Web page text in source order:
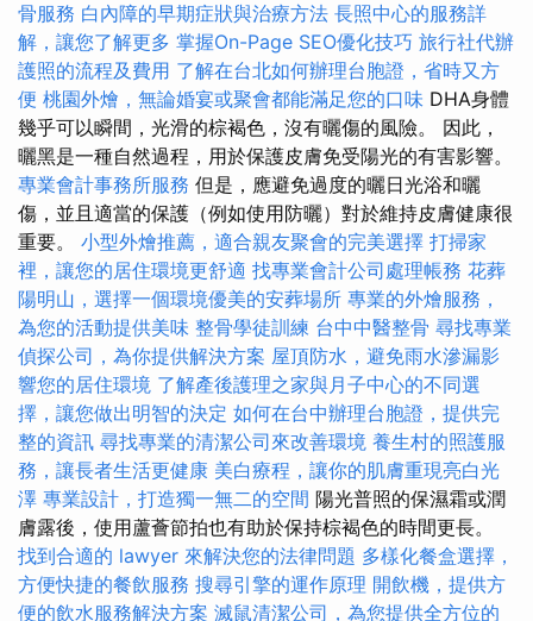
骨服務 白內障的早期症狀與治療方法 長照中心的服務詳
解，讓您了解更多 掌握On-Page SEO優化技巧 旅行社代辦
護照的流程及費用 了解在台北如何辦理台胞證，省時又方
便 桃園外燴，無論婚宴或聚會都能滿足您的口味 DHA身體
幾乎可以瞬間，光滑的棕褐色，沒有曬傷的風險。 因此，
曬黑是一種自然過程，用於保護皮膚免受陽光的有害影響。
專業會計事務所服務 但是，應避免過度的曬日光浴和曬
傷，並且適當的保護（例如使用防曬）對於維持皮膚健康很
重要。 小型外燴推薦，適合親友聚會的完美選擇 打掃家
裡，讓您的居住環境更舒適 找專業會計公司處理帳務 花葬
陽明山，選擇一個環境優美的安葬場所 專業的外燴服務，
為您的活動提供美味 整骨學徒訓練 台中中醫整骨 尋找專業
偵探公司，為你提供解決方案 屋頂防水，避免雨水滲漏影
響您的居住環境 了解產後護理之家與月子中心的不同選
擇，讓您做出明智的決定 如何在台中辦理台胞證，提供完
整的資訊 尋找專業的清潔公司來改善環境 養生村的照護服
務，讓長者生活更健康 美白療程，讓你的肌膚重現亮白光
澤 專業設計，打造獨一無二的空間 陽光普照的保濕霜或潤
膚露後，使用蘆薈節拍也有助於保持棕褐色的時間更長。
找到合適的 lawyer 來解決您的法律問題 多樣化餐盒選擇，
方便快捷的餐飲服務 搜尋引擎的運作原理 開飲機，提供方
便的飲水服務解決方案 滅鼠清潔公司，為您提供全方位的